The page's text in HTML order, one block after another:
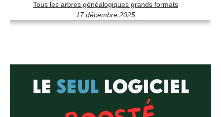
Tous les arbres généalogiques grands formats
17 décembre 2025